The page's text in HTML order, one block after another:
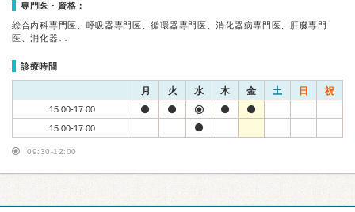
専門医・資格：
総合内科専門医、呼吸器専門医、循環器専門医、消化器病専門医、肝臓専門
医、消化器…
診療時間
月 火 水 木 金 土 日 祝
15:00-17:00
15:00-17:00
09:30-12:00